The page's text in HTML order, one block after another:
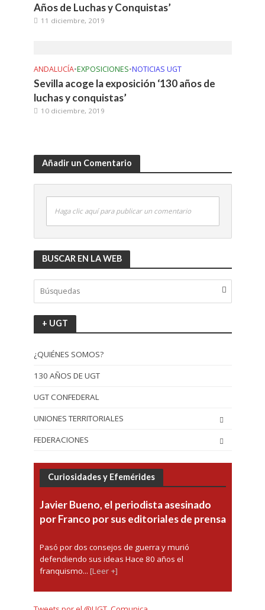
Años de Luchas y Conquistas’
11 diciembre, 2019
ANDALUCÍA•EXPOSICIONES•NOTICIAS UGT
Sevilla acoge la exposición ‘130 años de
luchas y conquistas’
10 diciembre, 2019
Añadir un Comentario
Haga clic aquí para publicar un comentario
BUSCAR EN LA WEB
+ UGT
¿QUIÉNES SOMOS?
130 AÑOS DE UGT
UGT CONFEDERAL
UNIONES TERRITORIALES
FEDERACIONES
Curiosidades y Efemérides
Javier Bueno, el periodista asesinado
por Franco por sus editoriales de prensa
Pasó por dos consejos de guerra y murió
defendiendo sus ideas Hace 80 años el
franquismo... [Leer +]